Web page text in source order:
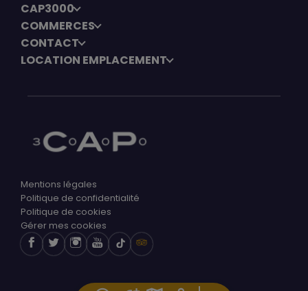
CAP3000
COMMERCES
CONTACT
LOCATION EMPLACEMENT
Mentions légales
Politique de confidentialité
Politique de cookies
Gérer mes cookies